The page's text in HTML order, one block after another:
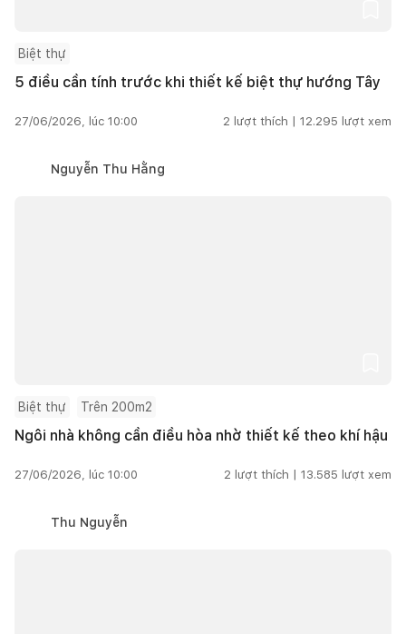
Biệt thự
5 điều cần tính trước khi thiết kế biệt thự hướng Tây
27/06/2026, lúc 10:00 2 lượt thích | 12.295 lượt xem
Nguyễn Thu Hằng
Biệt thự Trên 200m2
Ngôi nhà không cần điều hòa nhờ thiết kế theo khí hậu
27/06/2026, lúc 10:00 2 lượt thích | 13.585 lượt xem
Thu Nguyễn